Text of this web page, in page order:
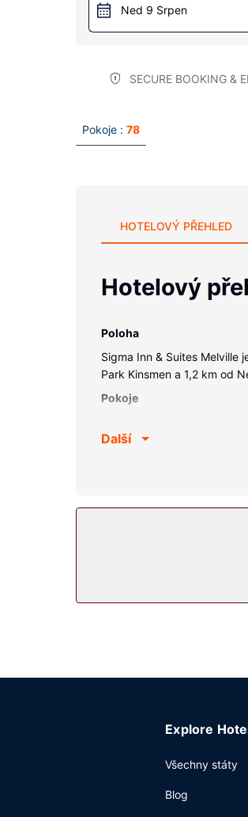
Ned 9 Srpen
SECURE BOOKING &
Pokoje : 78
HOTELOVÝ PŘEHLED
Hotelový
Poloha
Sigma Inn & Suites Melville
Park Kinsmen a 1,2 km od
Pokoje
spojení se světem a
grily. Součástí vybavení
Něco dobrého k
Další
Explore
Všechny státy
Blog